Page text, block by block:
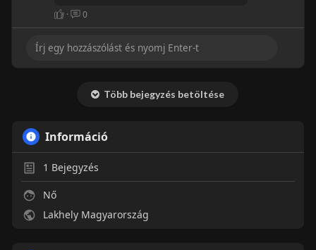
· 0
Több bejegyzés betöltése
Információ
1 Bejegyzés
Nő
Lakhely Magyarország